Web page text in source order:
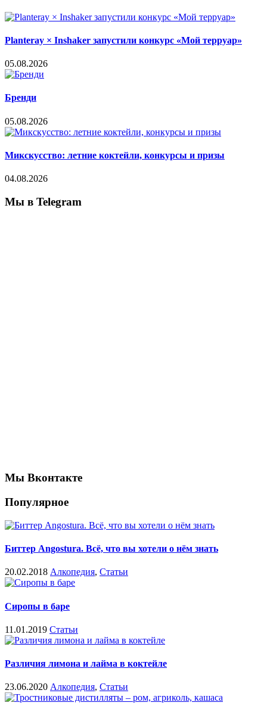
Planteray × Inshaker запустили конкурс «Мой терруар»
05.08.2026
Бренди
05.08.2026
Микскусство: летние коктейли, конкурсы и призы
04.08.2026
Мы в Telegram
Мы Вконтакте
Популярное
Биттер Angostura. Всё, что вы хотели о нём знать
20.02.2018 Алкопедия, Статьи
Сиропы в баре
11.01.2019 Статьи
Различия лимона и лайма в коктейле
23.06.2020 Алкопедия, Статьи